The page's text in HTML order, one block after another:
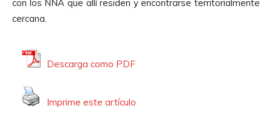
con los NNA que allí residen y encontrarse territorialmente
cercana.
Descarga como PDF
Imprime este artículo